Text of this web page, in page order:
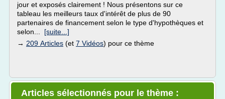
jour et exposés clairement ! Nous présentons sur ce
tableau les meilleurs taux d'intérêt de plus de 90
partenaires de financement selon le type d'hypothèques et
selon... [suite...]
→ 209 Articles (et 7 Vidéos) pour ce thème
Articles sélectionnés pour le thème :